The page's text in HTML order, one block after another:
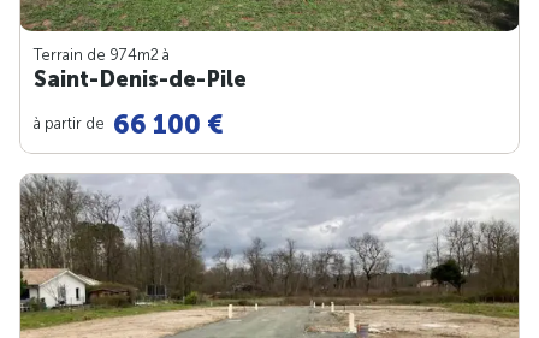
Terrain de 974m2 à
Saint-Denis-de-Pile
à partir de 66 100 €